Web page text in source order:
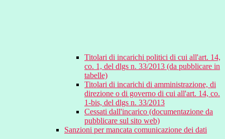
Titolari di incarichi politici di cui all'art. 14,
co. 1, del dlgs n. 33/2013 (da pubblicare in
tabelle)
Titolari di incarichi di amministrazione, di
direzione o di governo di cui all'art. 14, co.
1-bis, del dlgs n. 33/2013
Cessati dall'incarico (documentazione da
pubblicare sul sito web)
Sanzioni per mancata comunicazione dei dati